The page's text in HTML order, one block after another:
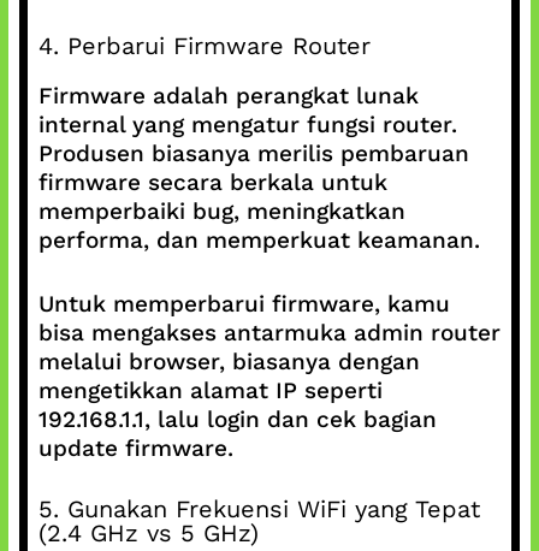
4. Perbarui Firmware Router
Firmware adalah perangkat lunak
internal yang mengatur fungsi router.
Produsen biasanya merilis pembaruan
firmware secara berkala untuk
memperbaiki bug, meningkatkan
performa, dan memperkuat keamanan.
Untuk memperbarui firmware, kamu
bisa mengakses antarmuka admin router
melalui browser, biasanya dengan
mengetikkan alamat IP seperti
192.168.1.1, lalu login dan cek bagian
update firmware.
5. Gunakan Frekuensi WiFi yang Tepat
(2.4 GHz vs 5 GHz)